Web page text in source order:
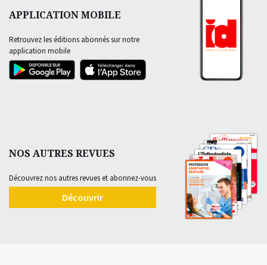
APPLICATION MOBILE
Retrouvez les éditions abonnés sur notre
application mobile
NOS AUTRES REVUES
Découvrez nos autres revues et abonnez-vous
Découvrir